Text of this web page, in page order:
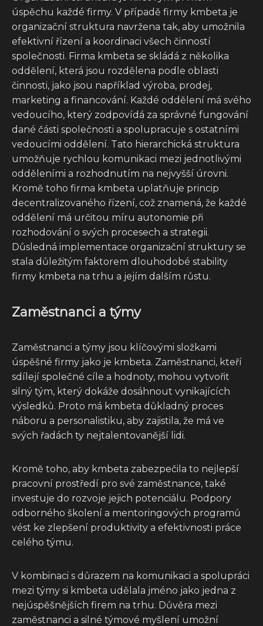
úspěchu každé firmy. V případě firmy kmbeta je
organizační struktura navržena tak, aby umožnila
efektivní řízení a koordinaci všech činností
společnosti. Firma kmbeta se skládá z několika
oddělení, která jsou rozdělena podle oblasti
činnosti, jako jsou například výroba, prodej,
marketing a financování. Každé oddělení má svého
vedoucího, který zodpovídá za správné fungování
dané části společnosti a spolupracuje s ostatními
vedoucími oddělení. Tato hierarchická struktura
umožňuje rychlou komunikaci mezi jednotlivými
odděleními a rozhodnutím na nejvyšší úrovni.
Kromě toho firma kmbeta uplatňuje princip
decentralizovaného řízení, což znamená, že každé
oddělení má určitou míru autonomie při
rozhodování o svých procesech a strategii.
Důsledná implementace organizační struktury se
stala důležitým faktorem dlouhodobé stability
firmy kmbeta na trhu a jejím dalším růstu.
Zaměstnanci a týmy
Zaměstnanci a týmy jsou klíčovými složkami
úspěšné firmy jako je kmbeta. Zaměstnanci, kteří
sdílejí společné cíle a hodnoty, mohou vytvořit
silný tým, který dokáže dosáhnout vynikajících
výsledků. Proto má kmbeta důkladný proces
náboru a personalistiku, aby zajistila, že má ve
svých řadách ty nejtalentovanější lidi.
Kromě toho, aby kmbeta zabezpečila to nejlepší
pracovní prostředí pro své zaměstnance, také
investuje do rozvoje jejich potenciálu. Podpory
odborného školení a mentoringových programů
vést ke zlepšení produktivity a efektivnosti práce
celého týmu.
V kombinaci s důrazem na komunikaci a spolupráci
mezi týmy si kmbeta udělala jméno jako jedna z
nejúspěšnějších firem na trhu. Důvěra mezi
zaměstnanci a silné týmové myšlení umožní